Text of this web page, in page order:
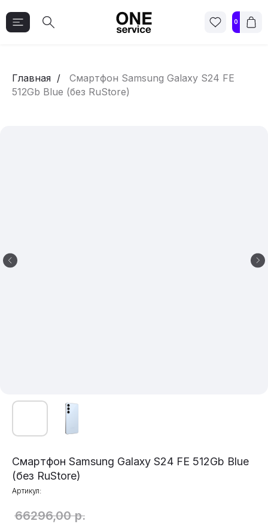
0
Главная
Смартфон Samsung Galaxy S24 FE
512Gb Blue (без RuStore)
Смартфон Samsung Galaxy S24 FE 512Gb Blue
(без RuStore)
Артикул:
66296,00 р.